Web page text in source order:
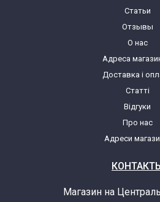
Статьи
Отзывы
О нас
Адреса
Доставка і
Статті
Відгуки
Про нас
Адреси
Магазин на